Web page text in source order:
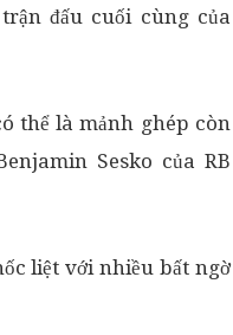
đấu cuối cùng của
thể là mảnh ghép còn
Sesko của RB
liệt với nhiều bất ngờ